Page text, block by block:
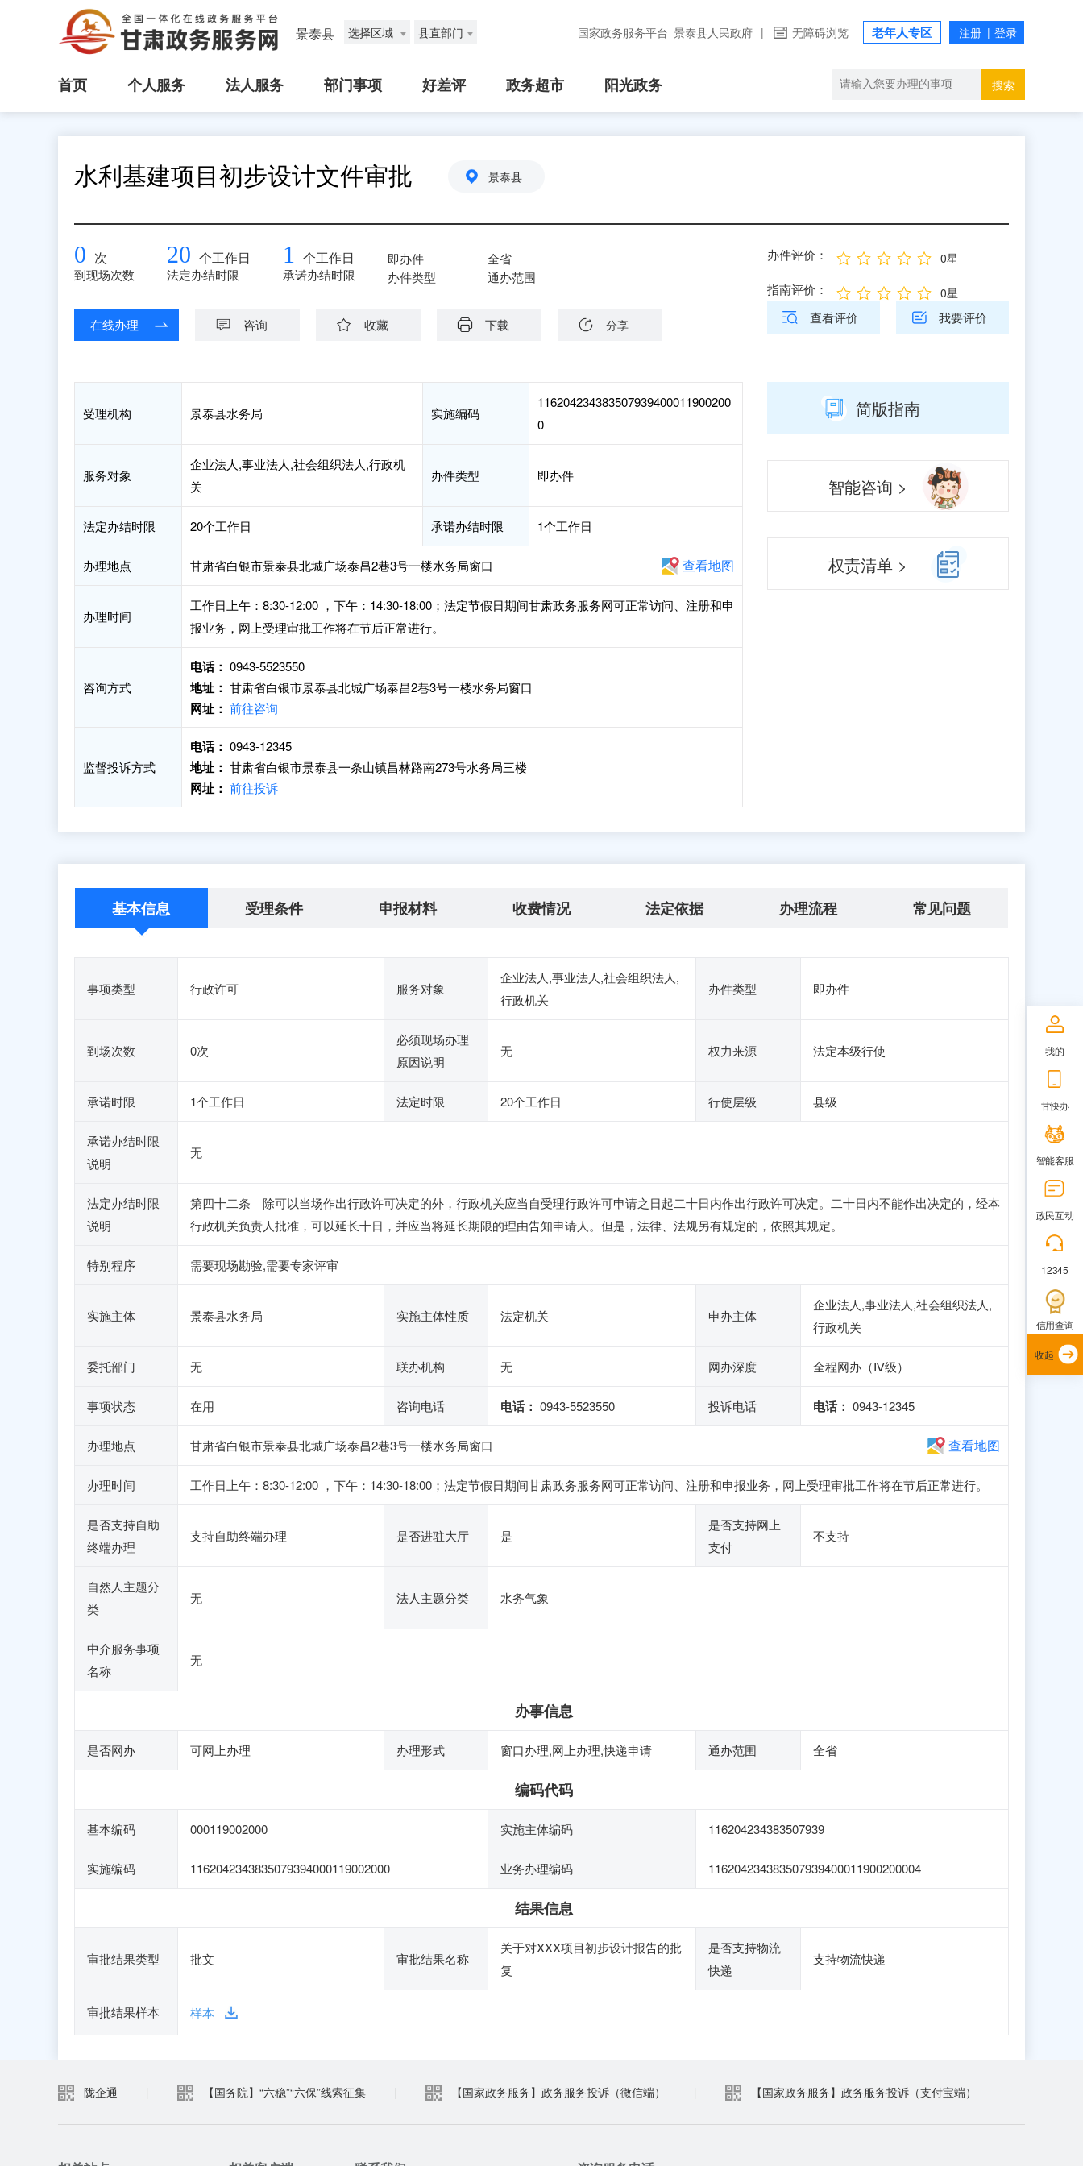
景泰县 选择区域 县直部门 国家政务服务平台 景泰县人民政府 | 无障碍浏览 老年人专区
首页 个人服务 法人服务 部门事项 好差评 政务超市 阳光政务 搜索
水利基建项目初步设计文件审批 景泰县
0 次
到现场次数
20 个工作日
法定办结时限
1 个工作日
承诺办结时限
即办件
办件类型
全省
通办范围
在线办理 咨询 收藏 下载 分享
办件评价： 0星
指南评价： 0星
查看评价 我要评价
受理机构 景泰县水务局 实施编码
116204234383507939400011900200
0
服务对象
企业法人,事业法人,社会组织法人,行政机
关
办件类型 即办件
法定办结时限 20个工作日 承诺办结时限 1个工作日
办理地点 甘肃省白银市景泰县北城广场泰昌2巷3号一楼水务局窗口 查看地图
办理时间
工作日上午：8:30-12:00 ，下午：14:30-18:00；法定节假日期间甘肃政务服务网可正常访问、注册和申
报业务，网上受理审批工作将在节后正常进行。
咨询方式
电话： 0943-5523550
地址： 甘肃省白银市景泰县北城广场泰昌2巷3号一楼水务局窗口
网址： 前往咨询
监督投诉方式
电话： 0943-12345
地址： 甘肃省白银市景泰县一条山镇昌林路南273号水务局三楼
网址： 前往投诉
简版指南
智能咨询 >
权责清单 >
基本信息 受理条件 申报材料 收费情况 法定依据 办理流程 常见问题
事项类型 行政许可 服务对象
企业法人,事业法人,社会组织法人,
行政机关
办件类型 即办件
到场次数 0次
必须现场办理
原因说明
无 权力来源 法定本级行使
承诺时限 1个工作日 法定时限 20个工作日 行使层级 县级
承诺办结时限
说明
无
法定办结时限
说明
第四十二条 除可以当场作出行政许可决定的外，行政机关应当自受理行政许可申请之日起二十日内作出行政许可决定。二十日内不能作出决定的，经本
行政机关负责人批准，可以延长十日，并应当将延长期限的理由告知申请人。但是，法律、法规另有规定的，依照其规定。
特别程序 需要现场勘验,需要专家评审
实施主体 景泰县水务局 实施主体性质 法定机关 申办主体
企业法人,事业法人,社会组织法人,
行政机关
委托部门 无 联办机构 无 网办深度 全程网办（Ⅳ级）
事项状态 在用 咨询电话 电话： 0943-5523550 投诉电话 电话： 0943-12345
办理地点 甘肃省白银市景泰县北城广场泰昌2巷3号一楼水务局窗口 查看地图
办理时间 工作日上午：8:30-12:00 ，下午：14:30-18:00；法定节假日期间甘肃政务服务网可正常访问、注册和申报业务，网上受理审批工作将在节后正常进行。
是否支持自助
终端办理
支持自助终端办理 是否进驻大厅 是
是否支持网上
支付
不支持
自然人主题分
类
无 法人主题分类 水务气象
中介服务事项
名称
无
办事信息
是否网办 可网上办理 办理形式 窗口办理,网上办理,快递申请 通办范围 全省
编码代码
基本编码 000119002000 实施主体编码 116204234383507939
实施编码 1162042343835079394000119002000 业务办理编码 116204234383507939400011900200004
结果信息
审批结果类型 批文 审批结果名称
关于对XXX项目初步设计报告的批
复
是否支持物流
快递
支持物流快递
审批结果样本 样本
陇企通 【国务院】“六稳”“六保”线索征集 【国家政务服务】政务服务投诉（微信端） 【国家政务服务】政务服务投诉（支付宝端）
我的
甘快办
智能客服
政民互动
12345
信用查询
收起